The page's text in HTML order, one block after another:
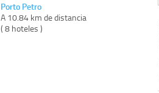
Porto Petro
A 10.84 km de distancia
( 8 hoteles )